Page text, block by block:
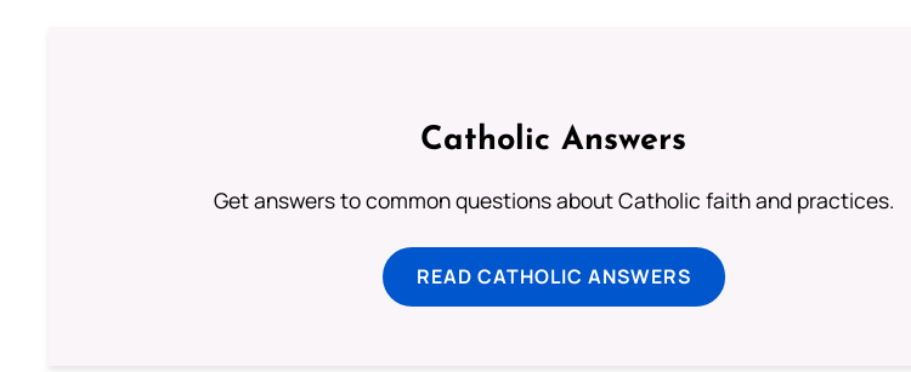
Catholic Answers
Get answers to common questions about Catholic faith and practices.
READ CATHOLIC ANSWERS